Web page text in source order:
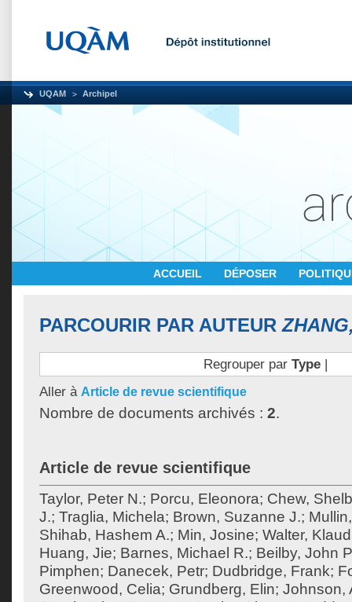
UQAM Archipel
ACCUEIL DÉPOSER
PARCOURIR PAR AUTEUR
Regrouper par Type|
Aller à Article de revue scientifique
Nombre de documents archivés : 2.
Article de revue scientifique
Taylor, Peter N.; Porcu, Eleonora; Chew,
J.; Traglia, Michela; Brown, Suzanne J.;
Shihab, Hashem A.; Min, Josine; Walter,
Huang, Jie; Barnes, Michael R.; Beilby, John
Pimphen; Danecek, Petr; Dudbridge, Frank;
Greenwood, Celia; Grundberg, Elin; Johnson,